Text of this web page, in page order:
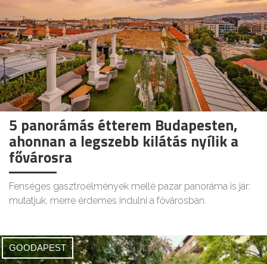
5 panorámás étterem Budapesten,
ahonnan a legszebb kilátás nyílik a
fővárosra
Fenséges gasztroélmények mellé pazar panoráma is jár:
mutatjuk, merre érdemes indulni a fővárosban.
GOODAPEST